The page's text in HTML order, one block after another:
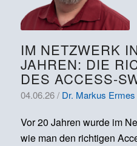
IM NETZWERK
JAHREN: DIE
DES ACCESS-
04.06.26 / Dr. Markus Ermes
Vor 20 Jahren wurde im
wie man den richtigen